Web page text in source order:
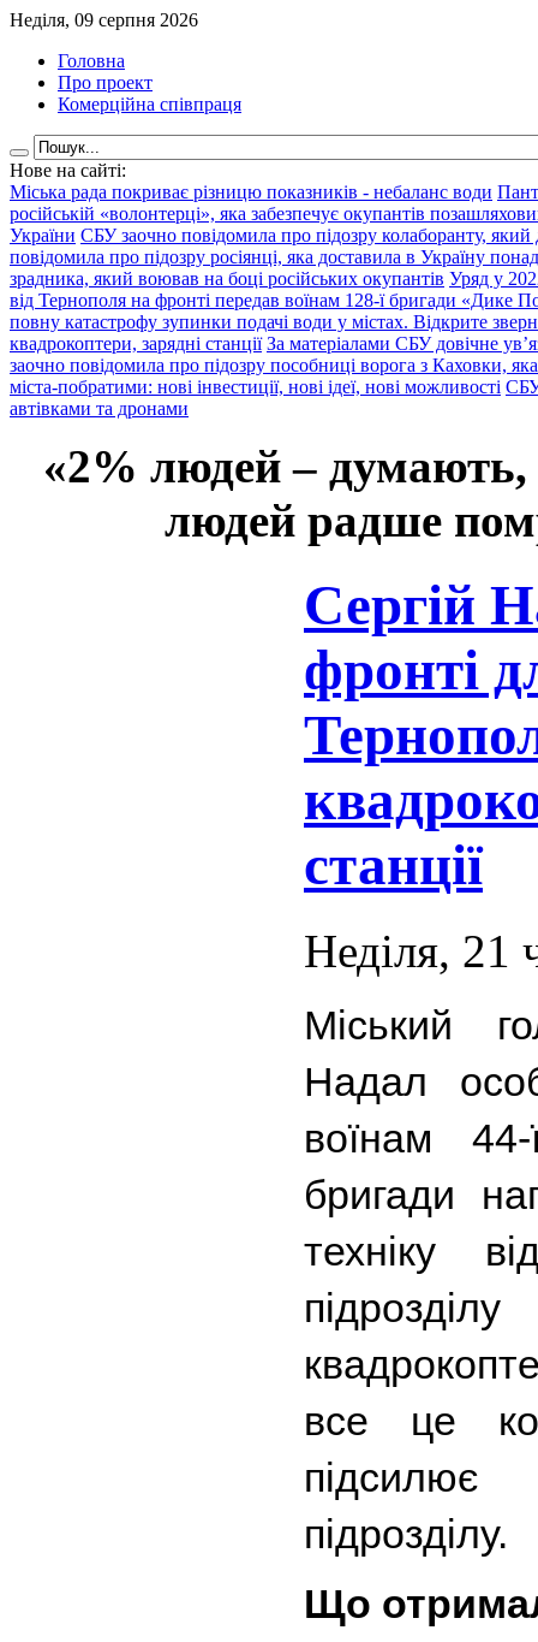
Неділя, 09 серпня 2026
Головна
Про проект
Комерційна співпраця
Нове на сайті:
Міська рада покриває різницю показників - небаланс води
російській «волонтерці», яка забезпечує окупантів
України СБУ заочно повідомила про підозру колаборанту,
повідомила про підозру росіянці, яка доставила в Україну
зрадника, який воював на боці російських окупантів Уряд у
від Тернополя на фронті передав воїнам 128-ї бригади «Дике
повну катастрофу зупинки подачі води у містах. Відкрите
квадрокоптери, зарядні станції За матеріалами СБУ довічне
заочно повідомила про підозру пособниці ворога з Каховки,
міста-побратими: нові інвестиції, нові ідеї, нові можливості СБУ
автівками та дронами
«2% людей –
людей радше
Сергій
фронті
станції
Неділя, 21
Міський
Надал
воїнам 44-
бригади
техніку
все це
підсилює
підрозділу.
Що